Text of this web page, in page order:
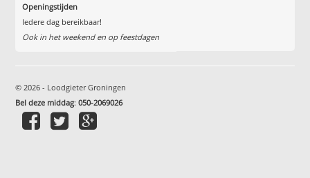
Openingstijden
Iedere dag bereikbaar!
Ook in het weekend en op feestdagen
© 2026 - Loodgieter Groningen
Bel deze middag:050-2069026